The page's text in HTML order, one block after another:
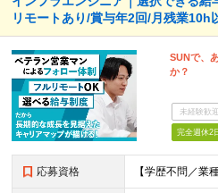
リモートあり/賞与年2回/月残業10h
SUNで、
か？
未経験歓迎
完全週休2
応募資格